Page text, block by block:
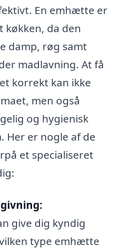
En emhætte er
køkken, da den
damp, røg samt
madlavning. At få
korrekt kan ikke
men også
og hygienisk
Her er nogle af de
et specialiseret
give dig kyndig
type emhætte